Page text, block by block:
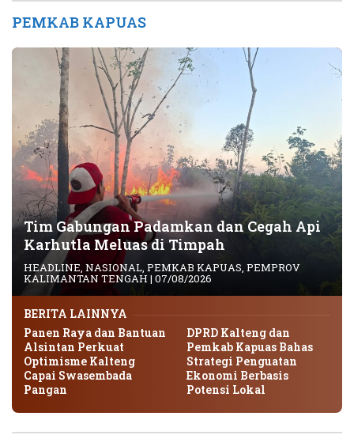
PEMKAB KAPUAS
Tim Gabungan Padamkan dan Cegah Api
Karhutla Meluas di Timpah
HEADLINE, NASIONAL, PEMKAB KAPUAS, PEMPROV
KALIMANTAN TENGAH | 07/08/2026
BERITA LAINNYA
Panen Raya dan Bantuan
Alsintan Perkuat
Optimisme Kalteng
Capai Swasembada
Pangan
DPRD Kalteng dan
Pemkab Kapuas Bahas
Strategi Penguatan
Ekonomi Berbasis
Potensi Lokal